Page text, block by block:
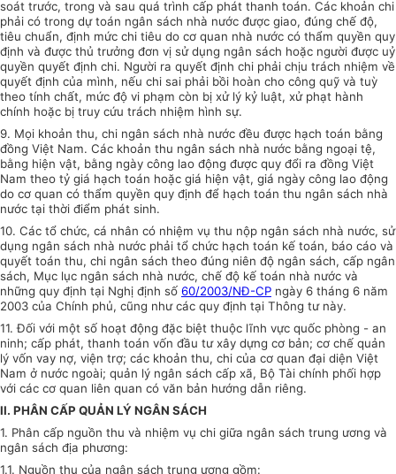
soát trước, trong và sau quá trình cấp phát thanh toán. Các khoản chi
phải có trong dự toán ngân sách nhà nước được giao, đúng chế độ,
tiêu chuẩn, định mức chi tiêu do cơ quan nhà nước có thẩm quyền quy
định và được thủ trưởng đơn vị sử dụng ngân sách hoặc người được uỷ
quyền quyết định chi. Người ra quyết định chi phải chịu trách nhiệm về
quyết định của mình, nếu chi sai phải bồi hoàn cho công quỹ và tuỳ
theo tính chất, mức độ vi phạm còn bị xử lý kỷ luật, xử phạt hành
chính hoặc bị truy cứu trách nhiệm hình sự.
9. Mọi khoản thu, chi ngân sách nhà nước đều được hạch toán bằng
đồng Việt Nam. Các khoản thu ngân sách nhà nước bằng ngoại tệ,
bằng hiện vật, bằng ngày công lao động được quy đổi ra đồng Việt
Nam theo tỷ giá hạch toán hoặc giá hiện vật, giá ngày công lao động
do cơ quan có thẩm quyền quy định để hạch toán thu ngân sách nhà
nước tại thời điểm phát sinh.
10. Các tổ chức, cá nhân có nhiệm vụ thu nộp ngân sách nhà nước, sử
dụng ngân sách nhà nước phải tổ chức hạch toán kế toán, báo cáo và
quyết toán thu, chi ngân sách theo đúng niên độ ngân sách, cấp ngân
sách, Mục lục ngân sách nhà nước, chế độ kế toán nhà nước và
những quy định tại Nghị định số 60/2003/NĐ-CP ngày 6 tháng 6 năm
2003 của Chính phủ, cũng như các quy định tại Thông tư này.
11. Đối với một số hoạt động đặc biệt thuộc lĩnh vực quốc phòng - an
ninh; cấp phát, thanh toán vốn đầu tư xây dựng cơ bản; cơ chế quản
lý vốn vay nợ, viện trợ; các khoản thu, chi của cơ quan đại diện Việt
Nam ở nước ngoài; quản lý ngân sách cấp xã, Bộ Tài chính phối hợp
với các cơ quan liên quan có văn bản hướng dẫn riêng.
II. PHÂN CẤP QUẢN LÝ NGÂN SÁCH
1. Phân cấp nguồn thu và nhiệm vụ chi giữa ngân sách trung ương và
ngân sách địa phương:
1.1. Nguồn thu của ngân sách trung ương gồm: